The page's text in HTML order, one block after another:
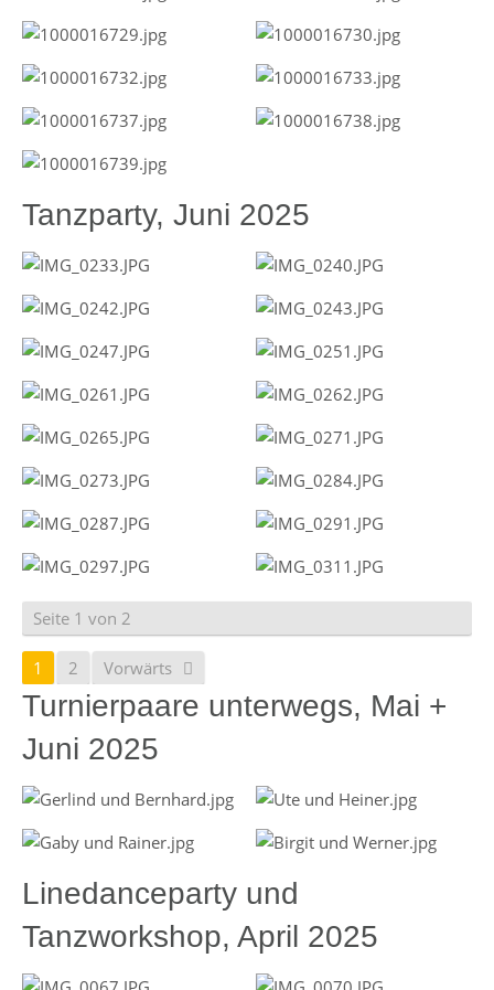
Tanzparty, Juni 2025
Seite 1 von 2
1 2 Vorwärts
Turnierpaare unterwegs, Mai +
Juni 2025
Linedanceparty und
Tanzworkshop, April 2025